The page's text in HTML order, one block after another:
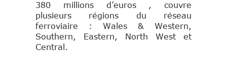
380 millions d’euros , couvre
plusieurs régions du réseau
ferroviaire : Wales & Western,
Southern, Eastern, North West et
Central.